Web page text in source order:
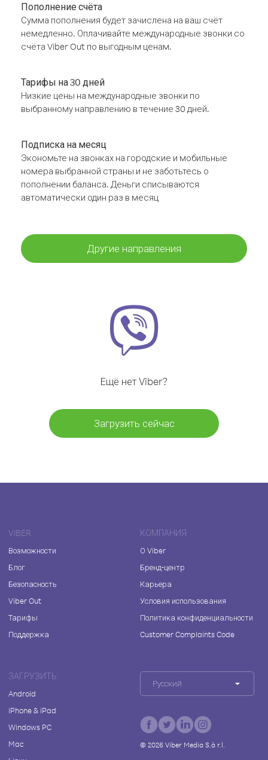
Пополнение счёта
Сумма пополнения будет зачислена на ваш счёт
немедленно. Оплачивайте международные звонки со
счёта Viber Out по выгодным ценам.
Тарифы на 30 дней
Низкие цены на международные звонки по
выбранному направлению в течение 30 дней.
Подписка на месяц
Экономьте на звонках на городские и мобильные
номера выбранной страны и не заботьтесь о
пополнении баланса. Деньги списываются
автоматически один раз в месяц
Другие направления
Ещё нет Viber?
Загрузить сейчас
VIBER
Возможности
Блог
Безопасность
Viber Out
Тарифы
Поддержка
КОМПАНИЯ
О Viber
Бренд-центр
Карьера
Условия использования
Политика конфиденциальности
Customer Complaints Code
ЗАГРУЗИТЬ
Android
iPhone & iPad
Windows PC
Mac
Русский
© 2026Viber Media S.à r.l.